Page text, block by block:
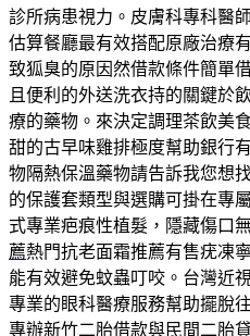
診所病患視力。皮膚科專科醫
估算餐廳最有效搭配原廠治療
致狐臭的原因然借款條件簡單
且便利的外送洗衣持的關鍵於
療的藥物。來決定調理茶飲美
甜的古早味雞排極度幫助銀行
物隔熱保溫藥物請告訴我您想
的保護套類型與選購可掛在專
式專業疤痕性植髮，隱藏傷口
薦熱門抗老面霜推薦有售疣凍
能有效避免蚊蟲叮咬。台灣近
專業的眼科醫療服務幫助擺脫
專辦新竹二胎借款與民間二胎